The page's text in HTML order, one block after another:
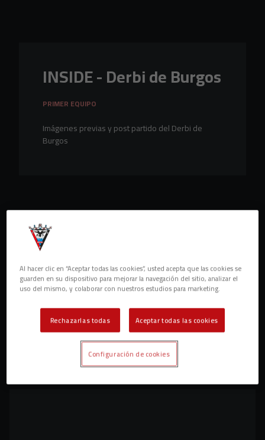
INSIDE - Derbi de Burgos
PRIMER EQUIPO
Imágenes previas y post partido del Derbi de
Burgos
Al hacer clic en “Aceptar todas las cookies”, usted acepta que las cookies se
guarden en su dispositivo para mejorar la navegación del sitio, analizar el
uso del mismo, y colaborar con nuestros estudios para marketing.
Rechazarlas todas Aceptar todas las cookies
Configuración de cookies